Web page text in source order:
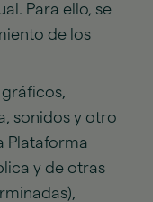
Para ello, se
de los
gráficos,
sonidos y otro
Plataforma
y de otras